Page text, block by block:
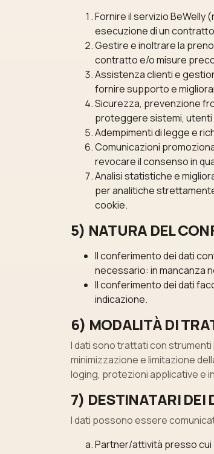
Fornire il servizio
esecuzione di un
Gestire e inoltrare la
contratto e/o misure
Assistenza clienti e
fornire supporto e
Sicurezza, prevenzione
proteggere sistemi,
Adempimenti di legge e
Comunicazioni
revocare il consenso in
Analisi statistiche e
per analitiche
cookie.
5) NATURA DEL
Il conferimento dei dati
necessario: in mancanza
Il conferimento dei dati
indicazione.
6) MODALITÀ DI
I dati sono trattati con
minimizzazione e limitazione
loging, protezioni applicative e
7) DESTINATARI DEI
I dati possono essere
Partner/attività presso